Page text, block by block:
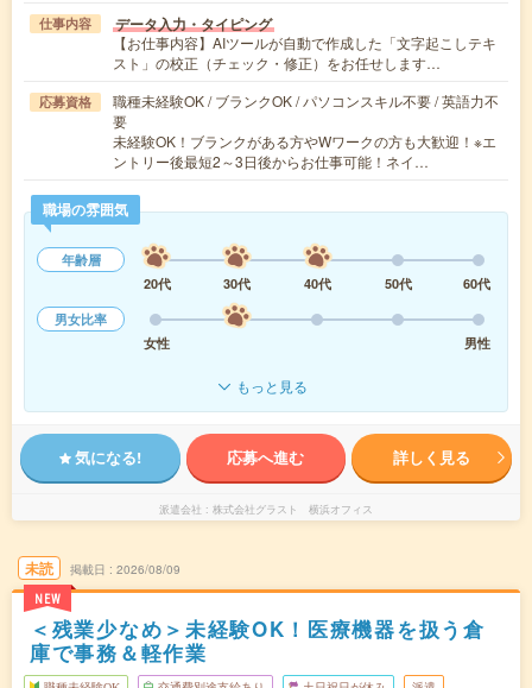
仕事内容 データ入力・タイピング
【お仕事内容】AIツールが自動で作成した「文字起こしテキ
スト」の校正（チェック・修正）をお任せします…
応募資格
職種未経験OK / ブランクOK / パソコンスキル不要 / 英語力不
要
未経験OK！ブランクがある方やWワークの方も大歓迎！※エ
ントリー後最短2～3日後からお仕事可能！ネイ…
職場の雰囲気
年齢層
20代
30代 40代 50代
60代
男女比率
女性
男性
もっと見る
気になる! 応募へ進む 詳しく見る
派遣会社 株式会社グラスト 横浜オフィス
未読
NEW
掲載日 2026/08/09
＜残業少なめ＞未経験OK！医療機器を扱う倉
庫で事務＆軽作業